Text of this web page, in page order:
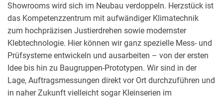
Showrooms wird sich im Neubau verdoppeln. Herzstück ist
das Kompetenzzentrum mit aufwändiger Klimatechnik
zum hochpräzisen Justierdrehen sowie modernster
Klebtechnologie. Hier können wir ganz spezielle Mess- und
Prüfsysteme entwickeln und ausarbeiten – von der ersten
Idee bis hin zu Baugruppen-Prototypen. Wir sind in der
Lage, Auftragsmessungen direkt vor Ort durchzuführen und
in naher Zukunft vielleicht sogar Kleinserien im